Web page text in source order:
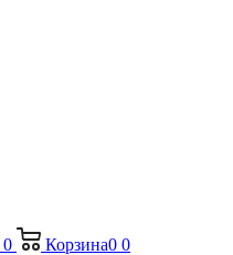
0 Корзина0 0